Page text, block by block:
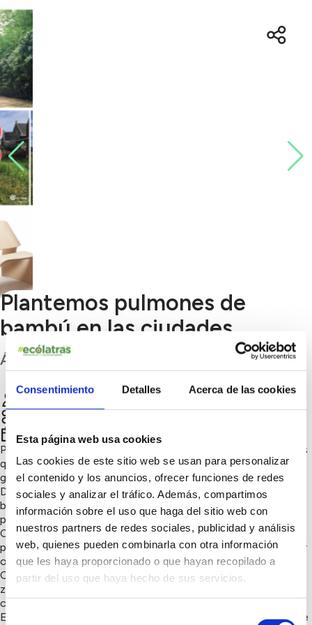
Consentimiento Detalles Acerca de las cookies
Esta página web usa cookies
Las cookies de este sitio web se usan para personalizar
el contenido y los anuncios, ofrecer funciones de redes
sociales y analizar el tráfico. Además, compartimos
información sobre el uso que haga del sitio web con
nuestros partners de redes sociales, publicidad y análisis
web, quienes pueden combinarla con otra información
que les haya proporcionado o que hayan recopilado a
partir del uso que haya hecho de sus servicios.
Selección
Plantemos pulmones de
bambú en las ciudades.
Álava
1
trimestre 2020
Purificar el aire de la ciudad. Lograr espacios verdes atractivos
que sirvan de reclamo turistico. Utilizar el subproducto para
generar energía para la ciudad (carbon o pellet de bambú)
Desarrollar talleres para aprender a construir bicicletas de
bambú y otros productos. Generar una nueva industria con
pequeños talleres produciendo productos de bambú
Crear pulmones naturales en la ciudad para purificar el aire
plantando bambú ya que este captura más CO2 que cualquier
otro arbol o planta.
Crear pulmones naturales en la ciudad plantando bambú en
zonas o parcelas en desuso, en medianas o laterales de
carreteras o en jardines.
El bambú genera 35% más de oxígeno y captura más CO2 que